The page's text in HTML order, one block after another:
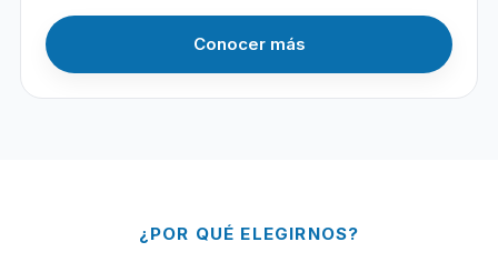
Conocer más
¿POR QUÉ ELEGIRNOS?